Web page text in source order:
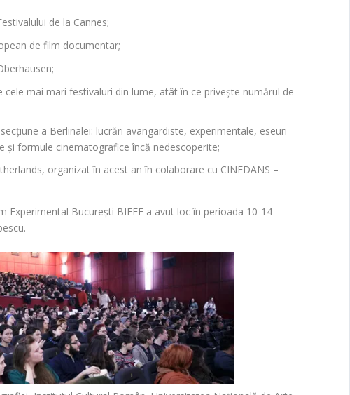
de la Cannes;
de film documentar;
;
cele mai mari festivaluri din lume, atât în ce privește numărul de
a Berlinalei: lucrări avangardiste, experimentale, eseuri
formule cinematografice încă nedescoperite;
, organizat în acest an în colaborare cu CINEDANS –
Experimental București BIEFF a avut loc în perioada 10-14